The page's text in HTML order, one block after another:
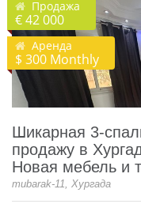
Продажа
€ 42 000
Аренда
$ 300 Monthly
Шикарная 3-
продажу в
Новая мебель и
mubarak-11, Хургада